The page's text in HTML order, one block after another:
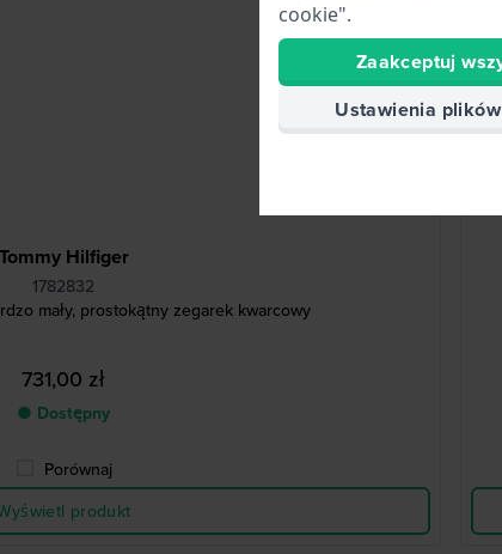
Tommy Hilfiger
1782832
mały, prostokątny zegarek kwarcowy
731,00 zł
● Dostępny
Porównaj
produkt
cookie".
Zaakceptuj
Ustawienia